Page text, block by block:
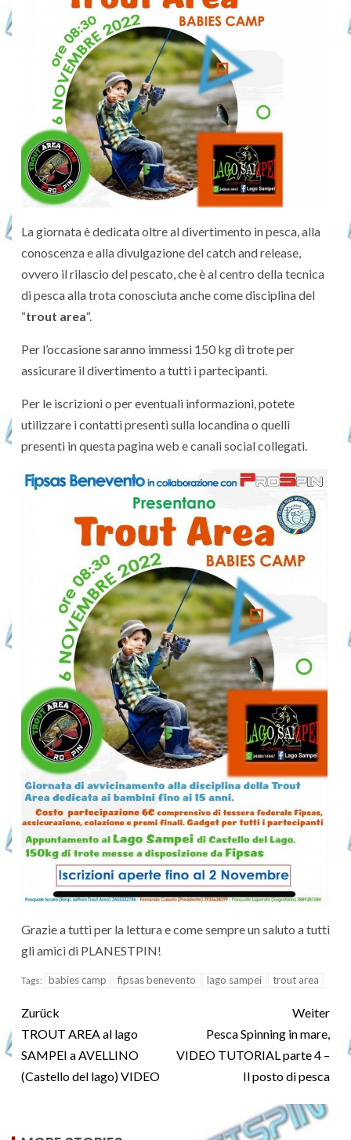
La giornata è dedicata oltre al divertimento in pesca, alla
conoscenza e alla divulgazione del catch and release,
ovvero il rilascio del pescato, che è al centro della tecnica
di pesca alla trota conosciuta anche come disciplina del
“trout area“.
Per l’occasione saranno immessi 150 kg di trote per
assicurare il divertimento a tutti i partecipanti.
Per le iscrizioni o per eventuali informazioni, potete
utilizzare i contatti presenti sulla locandina o quelli
presenti in questa pagina web e canali social collegati.
Grazie a tutti per la lettura e come sempre un saluto a tutti
gli amici di PLANESTPIN!
Tags: babies camp fipsas benevento lago sampei trout area
Zurück
TROUT AREA al lago
SAMPEI a AVELLINO
(Castello del lago) VIDEO
Weiter
Pesca Spinning in mare,
VIDEO TUTORIAL parte 4 –
Il posto di pesca